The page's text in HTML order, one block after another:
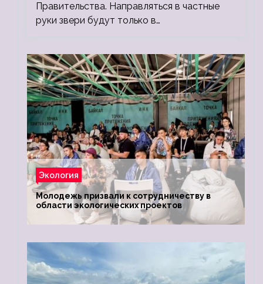
Правительства. Направляться в частные
руки звери будут только в…
Экология
Молодежь призвали к сотрудничеству в
области экологических проектов